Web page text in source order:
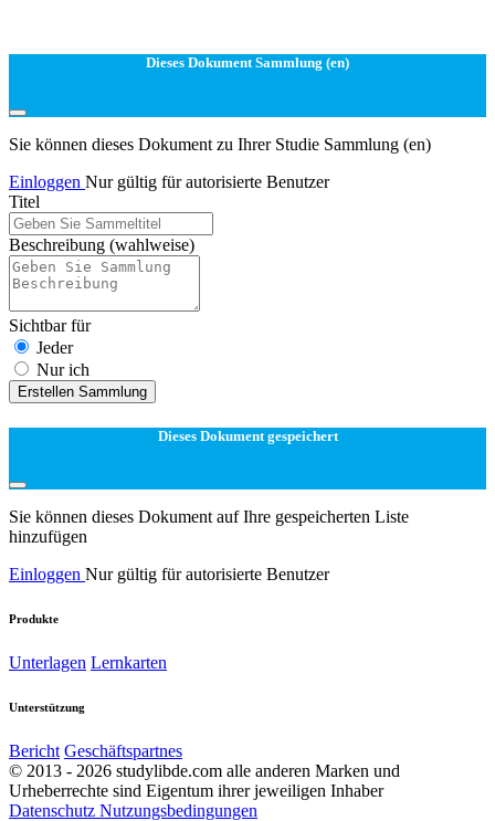
Dieses Dokument Sammlung (en)
Sie können dieses Dokument zu Ihrer Studie Sammlung (en)
Einloggen Nur gültig für autorisierte Benutzer
Titel
Beschreibung (wahlweise)
Sichtbar für
Jeder
Nur ich
Erstellen Sammlung
Dieses Dokument gespeichert
Sie können dieses Dokument auf Ihre gespeicherten Liste
hinzufügen
Einloggen Nur gültig für autorisierte Benutzer
Produkte
Unterlagen Lernkarten
Unterstützung
Bericht Geschäftspartnes
© 2013 - 2026 studylibde.com alle anderen Marken und
Urheberrechte sind Eigentum ihrer jeweiligen Inhaber
Datenschutz Nutzungsbedingungen